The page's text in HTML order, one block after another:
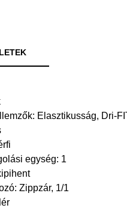
Elasztikusság, Dri-
egység: 1
Zippzár, 1/1